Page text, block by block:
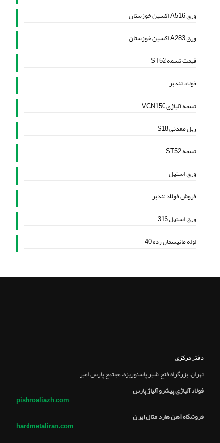
ورق A516 اکسین خوزستان
ورق A283 اکسین خوزستان
قیمت تسمه ST52
فولاد تندبر
تسمه آلیاژی VCN150
ریل معدنی S18
تسمه ST52
ورق استیل
فروش فولاد تندبر
ورق استیل 316
لوله مانیسمان رده 40
دفتر مرکزی
تهران، بزرگراه فتح, شير پاستوريزه، مجتمع پارس امير
فولاد آلیاژی پیشرو آلیاژ پارس
pishroaliazh.com
فروشگاه آهن هارد متال ایران
hardmetaliran.com